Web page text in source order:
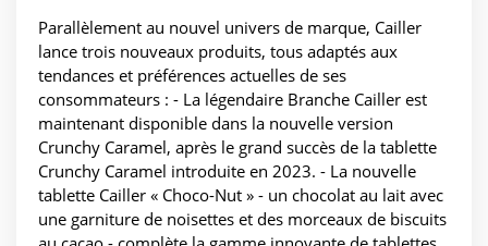
Parallèlement au nouvel univers de marque, Cailler
lance trois nouveaux produits, tous adaptés aux
tendances et préférences actuelles de ses
consommateurs : - La légendaire Branche Cailler est
maintenant disponible dans la nouvelle version
Crunchy Caramel, après le grand succès de la tablette
Crunchy Caramel introduite en 2023. - La nouvelle
tablette Cailler « Choco-Nut » - un chocolat au lait avec
une garniture de noisettes et des morceaux de biscuits